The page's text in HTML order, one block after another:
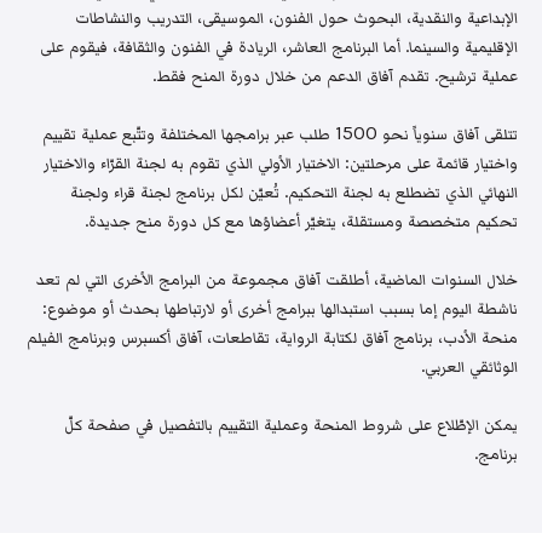
الإبداعية والنقدية، البحوث حول الفنون، الموسيقى، التدريب والنشاطات
الإقليمية والسينما. أما البرنامج العاشر، الريادة في الفنون والثقافة، فيقوم على
عملية ترشيح. تقدم آفاق الدعم من خلال دورة المنح فقط.
تتلقى آفاق سنوياً نحو 1500 طلب عبر برامجها المختلفة وتتّبع عملية تقييم
واختيار قائمة على مرحلتين: الاختيار الأولي الذي تقوم به لجنة القرّاء والاختيار
النهائي الذي تضطلع به لجنة التحكيم. تُعيّن لكل برنامج لجنة قراء ولجنة
تحكيم متخصصة ومستقلة، يتغيّر أعضاؤها مع كل دورة منح جديدة.
خلال السنوات الماضية، أطلقت آفاق مجموعة من البرامج الأخرى التي لم تعد
ناشطة اليوم إما بسبب استبدالها ببرامج أخرى أو لارتباطها بحدث أو موضوع:
منحة الأدب، برنامج آفاق لكتابة الرواية، تقاطعات، آفاق أكسبرس وبرنامج الفيلم
الوثائقي العربي.
يمكن الإطّلاع على شروط المنحة وعملية التقييم بالتفصيل في صفحة كلّ
برنامج.